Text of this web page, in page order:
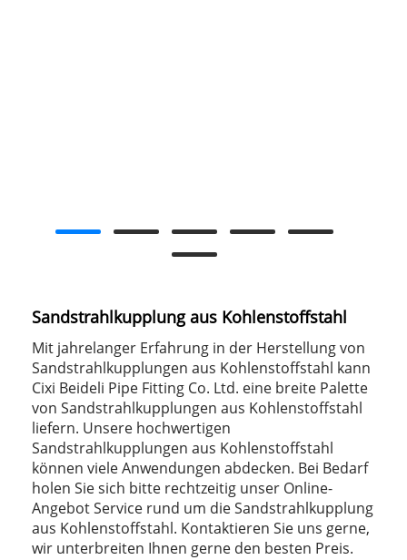
Sandstrahlkupplung aus Kohlenstoffstahl
Mit jahrelanger Erfahrung in der Herstellung von
Sandstrahlkupplungen aus Kohlenstoffstahl kann
Cixi Beideli Pipe Fitting Co. Ltd. eine breite Palette
von Sandstrahlkupplungen aus Kohlenstoffstahl
liefern. Unsere hochwertigen
Sandstrahlkupplungen aus Kohlenstoffstahl
können viele Anwendungen abdecken. Bei Bedarf
holen Sie sich bitte rechtzeitig unser Online-
Angebot Service rund um die Sandstrahlkupplung
aus Kohlenstoffstahl. Kontaktieren Sie uns gerne,
wir unterbreiten Ihnen gerne den besten Preis.